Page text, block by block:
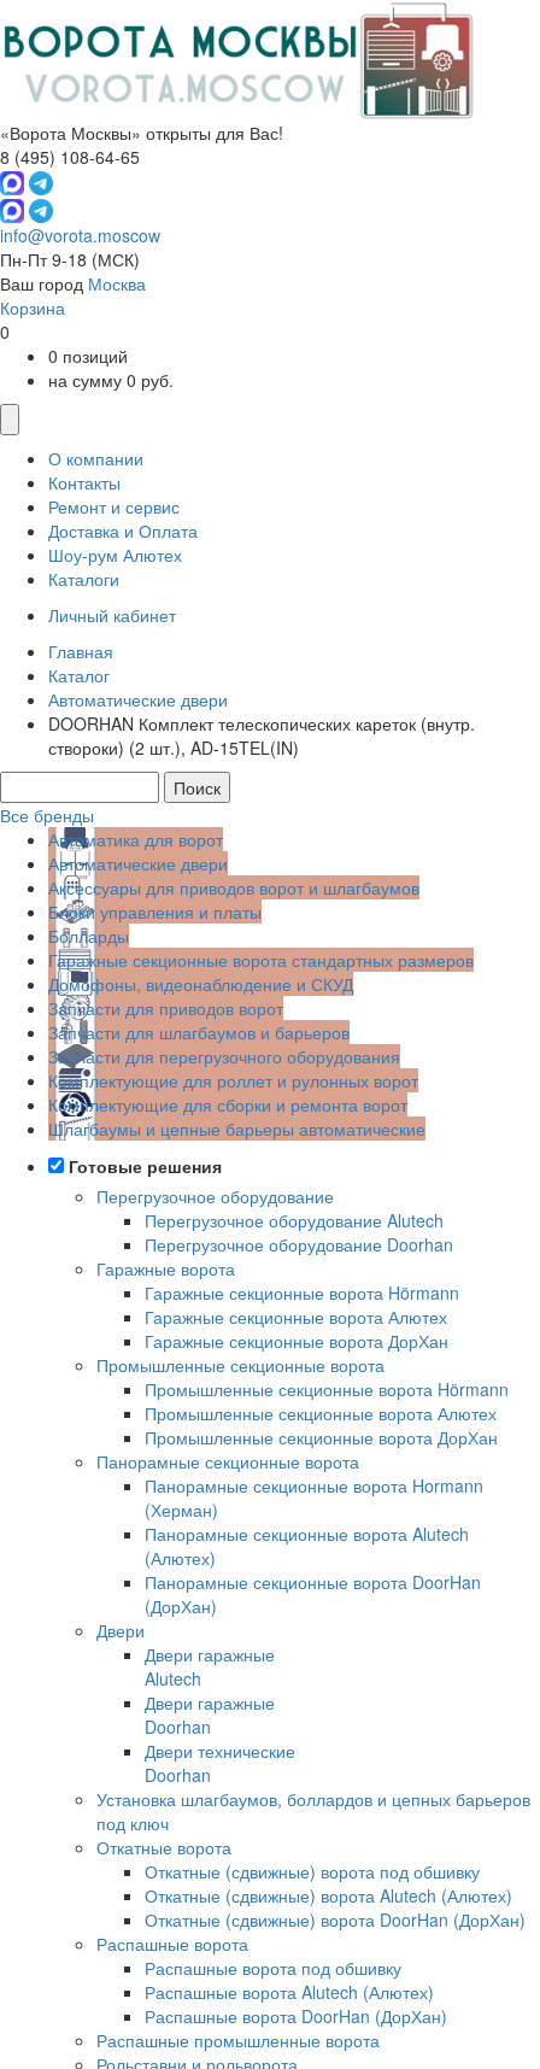
«Ворота Москвы» открыты для Вас!
8 (495) 108-64-65
info@vorota.moscow
Пн-Пт 9-18 (МСК)
Ваш город Москва
Корзина
0
0 позиций
на сумму 0 руб.
О компании
Контакты
Ремонт и сервис
Доставка и Оплата
Шоу-рум Алютех
Каталоги
Личный кабинет
Главная
Каталог
Автоматические двери
DOORHAN Комплект телескопических кареток (внутр.
створоки) (2 шт.), AD-15TEL(IN)
Все бренды
Автоматика для ворот
Автоматические двери
Аксессуары для приводов ворот и шлагбаумов
Блоки управления и платы
Болларды
Гаражные секционные ворота стандартных размеров
Домофоны, видеонаблюдение и СКУД
Запчасти для приводов ворот
Запчасти для шлагбаумов и барьеров
Запчасти для перегрузочного оборудования
Комплектующие для роллет и рулонных ворот
Комплектующие для сборки и ремонта ворот
Шлагбаумы и цепные барьеры автоматические
Готовые решения
Перегрузочное оборудование
Перегрузочное оборудование Alutech
Перегрузочное оборудование Doorhan
Гаражные ворота
Гаражные секционные ворота Hörmann
Гаражные секционные ворота Алютех
Гаражные секционные ворота ДорХан
Промышленные секционные ворота
Промышленные секционные ворота Hörmann
Промышленные секционные ворота Алютех
Промышленные секционные ворота ДорХан
Панорамные секционные ворота
Панорамные секционные ворота Hormann
(Херман)
Панорамные секционные ворота Alutech
(Алютех)
Панорамные секционные ворота DoorHan
(ДорХан)
Двери
Двери гаражные
Alutech
Двери гаражные
Doorhan
Двери технические
Doorhan
Установка шлагбаумов, боллардов и цепных барьеров
под ключ
Откатные ворота
Откатные (сдвижные) ворота под обшивку
Откатные (сдвижные) ворота Alutech (Алютех)
Откатные (сдвижные) ворота DoorHan (ДорХан)
Распашные ворота
Распашные ворота под обшивку
Распашные ворота Alutech (Алютех)
Распашные ворота DoorHan (ДорХан)
Распашные промышленные ворота
Рольставни и рольворота